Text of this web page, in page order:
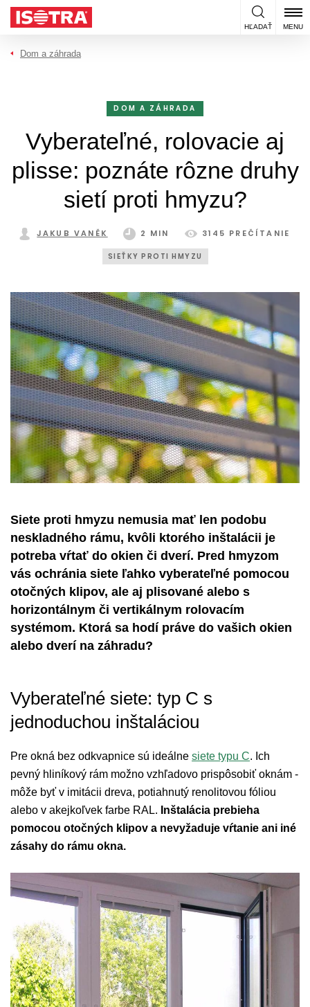
Preskočiť na obsah
HĽADAŤ MENU
Dom a záhrada
DOM A ZÁHRADA
Vyberateľné, rolovacie aj
plisse: poznáte rôzne druhy
sietí proti hmyzu?
JAKUB VANĚK 2 MIN 3145 PREČÍTANIE
SIEŤKY PROTI HMYZU
Siete proti hmyzu nemusia mať len podobu
neskladného rámu, kvôli ktorého inštalácii je
potreba vŕtať do okien či dverí. Pred hmyzom
vás ochránia siete ľahko vyberateľné pomocou
otočných klipov, ale aj plisované alebo s
horizontálnym či vertikálnym rolovacím
systémom. Ktorá sa hodí práve do vašich okien
alebo dverí na záhradu?
Vyberateľné siete: typ C s
jednoduchou inštaláciou
Pre okná bez odkvapnice sú ideálne siete typu C. Ich
pevný hliníkový rám možno vzhľadovo prispôsobiť oknám -
môže byť v imitácii dreva, potiahnutý renolitovou fóliou
alebo v akejkoľvek farbe RAL. Inštalácia prebieha
pomocou otočných klipov a nevyžaduje vŕtanie ani iné
zásahy do rámu okna.